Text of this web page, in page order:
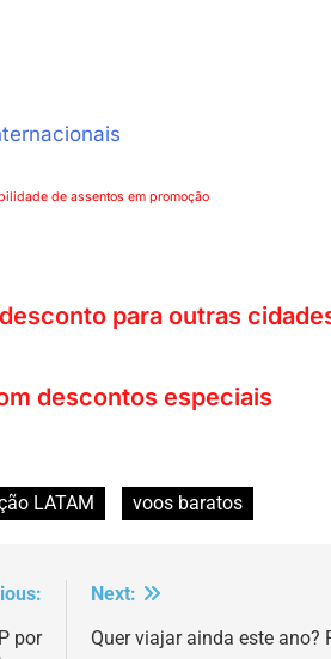
de assentos em promoção
para outras
descontos especiais
LATAM voos baratos
por
Next:
Quer viajar ainda este ano?